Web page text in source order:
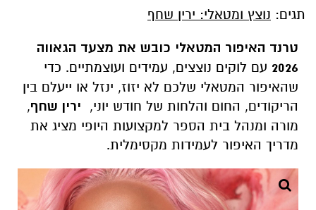
תגים: נוצץ ומטאלי: ירין שחף
טרנד האיפור המטאלי כובש את מצעד הגאווה
2026 עם לוקים נוצצים, עמידים ועוצמתיים. כדי
שהאיפור המטאלי שלכם לא יזוז, ינזל או ייעלם בין
הריקודים, החום והלחות של חודש יוני, ירין שחף,
מורה ומנהל בית הספר למקצועות היופי מציג את
מדריך האיפור לעמידות מקסימלית.